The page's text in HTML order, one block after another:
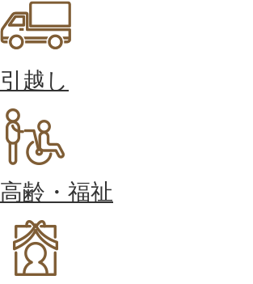
引越し
高齢・福祉